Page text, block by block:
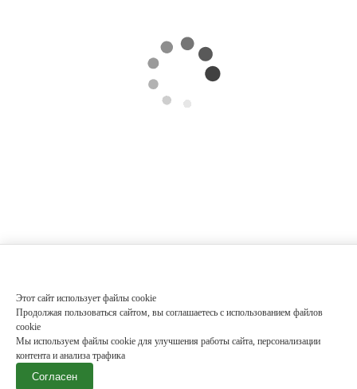
Этот сайт использует файлы cookie
Продолжая пользоваться сайтом, вы соглашаетесь с использованием файлов
cookie
Мы используем файлы cookie для улучшения работы сайта, персонализации
контента и анализа трафика
Согласен